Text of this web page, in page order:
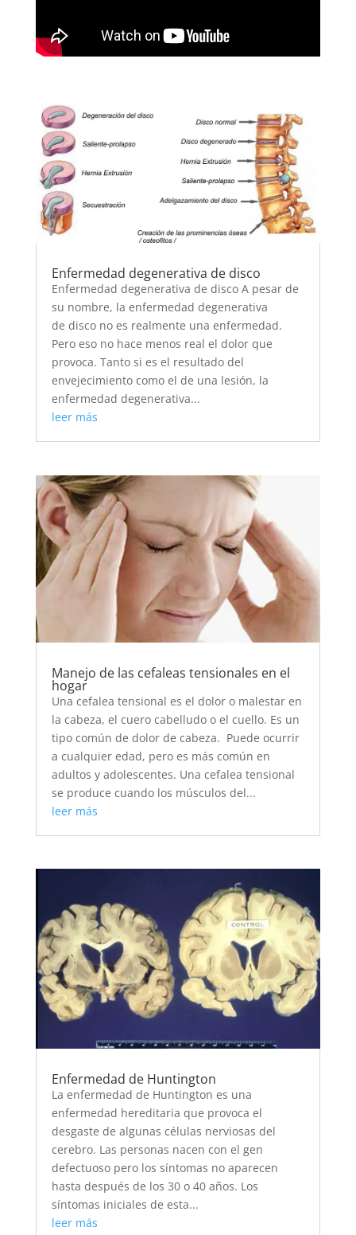
Enfermedad degenerativa de disco
Enfermedad degenerativa de disco A pesar de
su nombre, la enfermedad degenerativa
de disco no es realmente una enfermedad.
Pero eso no hace menos real el dolor que
provoca. Tanto si es el resultado del
envejecimiento como el de una lesión, la
enfermedad degenerativa...
leer más
Manejo de las cefaleas tensionales en el
hogar
Una cefalea tensional es el dolor o malestar en
la cabeza, el cuero cabelludo o el cuello. Es un
tipo común de dolor de cabeza. Puede ocurrir
a cualquier edad, pero es más común en
adultos y adolescentes. Una cefalea tensional
se produce cuando los músculos del...
leer más
Enfermedad de Huntington
La enfermedad de Huntington es una
enfermedad hereditaria que provoca el
desgaste de algunas células nerviosas del
cerebro. Las personas nacen con el gen
defectuoso pero los síntomas no aparecen
hasta después de los 30 o 40 años. Los
síntomas iniciales de esta...
leer más